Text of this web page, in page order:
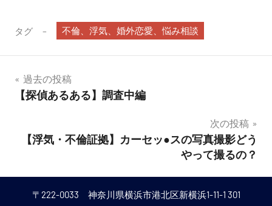
タグ 不倫、浮気、婚外恋愛、悩み相談
投
稿
ナ
ゲ
過去の投稿
【探偵あるある】調査中編
次の投稿
【浮気・不倫証拠】カーセッ●スの写真撮影どう
やって撮るの？
〒222-0033 神奈川県横浜市港北区新横浜1-11-1 301